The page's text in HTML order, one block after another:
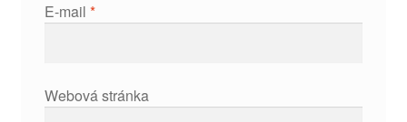
E-mail *
Webová stránka